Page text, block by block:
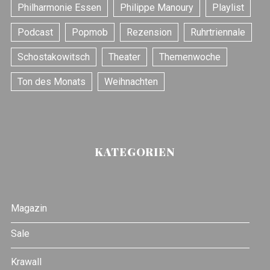
Philharmonie Essen Philippe Manoury Playlist
Podcast Popmob Rezension Ruhrtriennale
Schostakowitsch Theater Themenwoche
Ton des Monats Weihnachten
KATEGORIEN
Magazin
Sale
Krawall